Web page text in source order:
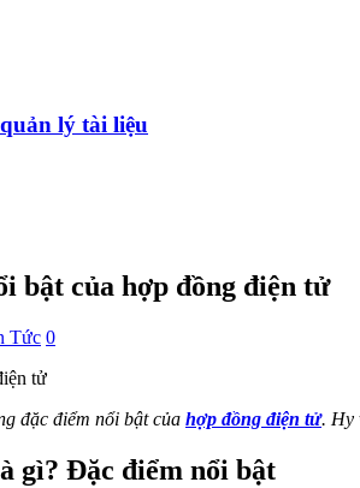
lý tài liệu
bật của hợp đồng điện tử
Tức 0
đặc điểm nổi bật của hợp đồng điện tử. Hy
gì? Đặc điểm nổi bật